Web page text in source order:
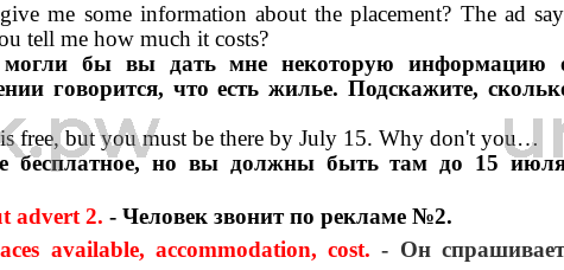
me some information about the placement? The ad
tell me how much it costs?
могли бы вы дать мне некоторую информацию
говорится, что есть жилье. Подскажите,
free, but you must be there by July 15. Why don't you…
бесплатное, но вы должны быть там до 15
advert 2. - Человек звонит по рекламе №2.
available, accommodation, cost. - Он